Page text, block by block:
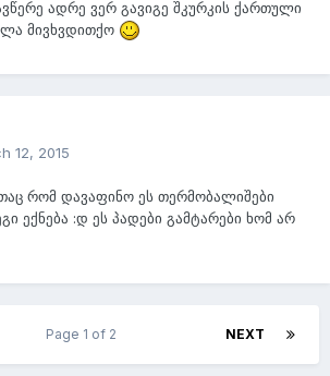
ადრე ვერ გავიგე შკურკის ქართული
მივხვდითქო
12, 2015
რომ დავაფინო ეს თერმობალიშები
ექნება :დ ეს პადები გამტარები ხომ არ
NEXT
Page 1 of 2